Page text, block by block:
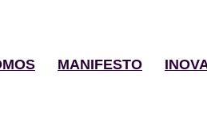
MANIFESTO